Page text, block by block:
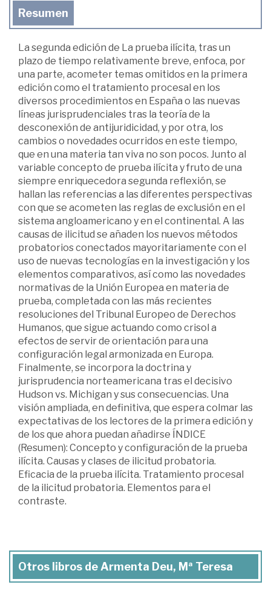
Resumen
La segunda edición de La prueba ilícita, tras un
plazo de tiempo relativamente breve, enfoca, por
una parte, acometer temas omitidos en la primera
edición como el tratamiento procesal en los
diversos procedimientos en España o las nuevas
líneas jurisprudenciales tras la teoría de la
desconexión de antijuridicidad, y por otra, los
cambios o novedades ocurridos en este tiempo,
que en una materia tan viva no son pocos. Junto al
variable concepto de prueba ilícita y fruto de una
siempre enriquecedora segunda reflexión, se
hallan las referencias a las diferentes perspectivas
con que se acometen las reglas de exclusión en el
sistema angloamericano y en el continental. A las
causas de ilicitud se añaden los nuevos métodos
probatorios conectados mayoritariamente con el
uso de nuevas tecnologías en la investigación y los
elementos comparativos, así como las novedades
normativas de la Unión Europea en materia de
prueba, completada con las más recientes
resoluciones del Tribunal Europeo de Derechos
Humanos, que sigue actuando como crisol a
efectos de servir de orientación para una
configuración legal armonizada en Europa.
Finalmente, se incorpora la doctrina y
jurisprudencia norteamericana tras el decisivo
Hudson vs. Michigan y sus consecuencias. Una
visión ampliada, en definitiva, que espera colmar las
expectativas de los lectores de la primera edición y
de los que ahora puedan añadirse ÍNDICE
(Resumen): Concepto y configuración de la prueba
ilícita. Causas y clases de ilicitud probatoria.
Eficacia de la prueba ilícita. Tratamiento procesal
de la ilicitud probatoria. Elementos para el
contraste.
Otros libros de Armenta Deu, Mª Teresa